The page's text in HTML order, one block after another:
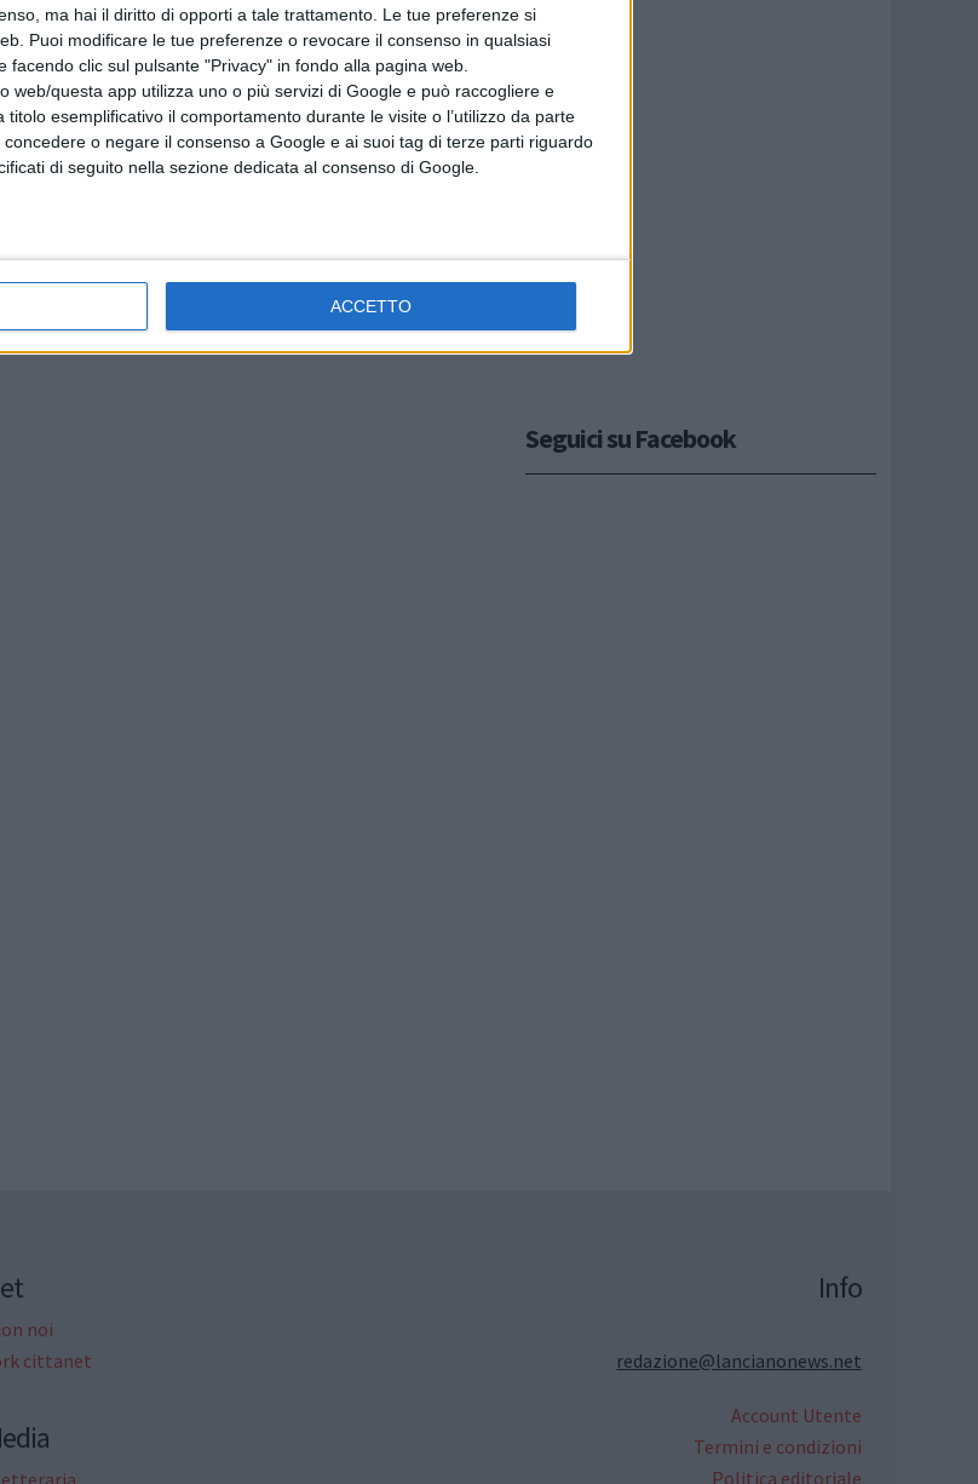
ma hai il diritto di opporti a tale trattamento. Le tue preferenze si
Puoi modificare le tue preferenze o revocare il consenso in qualsiasi
clic sul pulsante "Privacy" in fondo alla pagina web.
web/questa app utilizza uno o più servizi di Google e può raccogliere e
esemplificativo il comportamento durante le visite o l’utilizzo da parte
concedere o negare il consenso a Google e ai suoi tag di terze parti riguardo
di seguito nella sezione dedicata al consenso di Google.
ACCETTO
Covid, altri test nel territorio
Seguici su Facebook
noi
cittanet
Info
redazione@lancianonews.net
Account Utente
Termini e condizioni
Politica editoriale